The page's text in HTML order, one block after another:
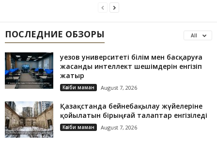
ПОСЛЕДНИЕ ОБЗОРЫ All
Әуезов университеті білім мен басқаруға
жасанды интеллект шешімдерін енгізіп
жатыр
Кәсіби маман August 7, 2026
Қазақстанда бейнебақылау жүйелеріне
қойылатын бірыңғай талаптар енгізіледі
Кәсіби маман August 7, 2026